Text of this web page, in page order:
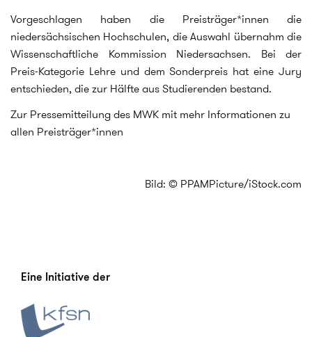
Vorgeschlagen haben die Preisträger*innen die
niedersächsischen Hochschulen, die Auswahl übernahm die
Wissenschaftliche Kommission Niedersachsen. Bei der
Preis-Kategorie Lehre und dem Sonderpreis hat eine Jury
entschieden, die zur Hälfte aus Studierenden bestand.
Zur Pressemitteilung des MWK mit mehr Informationen zu
allen Preisträger*innen
Bild: © PPAMPicture/iStock.com
Eine Initiative der